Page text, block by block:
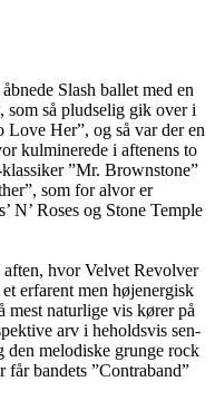
Slash ballet med en
som så pludselig gik over i
Her”, og så var der en
kulminerede i aftenens to
”Mr. Brownstone”
som for alvor er
N’ Roses og Stone Temple
aften, hvor Velvet Revolver
erfarent men højenergisk
mest naturlige vis kører på
arv i heholdsvis sen-
den melodiske grunge rock
får bandets ”Contraband”